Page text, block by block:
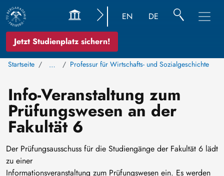
Jetzt Studienplatz sichern!
EN DE
Startseite … Professur für Wirtschafts- und Sozialgeschichte
Info-Veranstaltung zum
Prüfungswesen an der
Fakultät 6
Der Prüfungsausschuss für die Studiengänge der Fakultät 6 lädt
zu einer
Informationsveranstaltung zum Prüfungswesen ein. Es werden